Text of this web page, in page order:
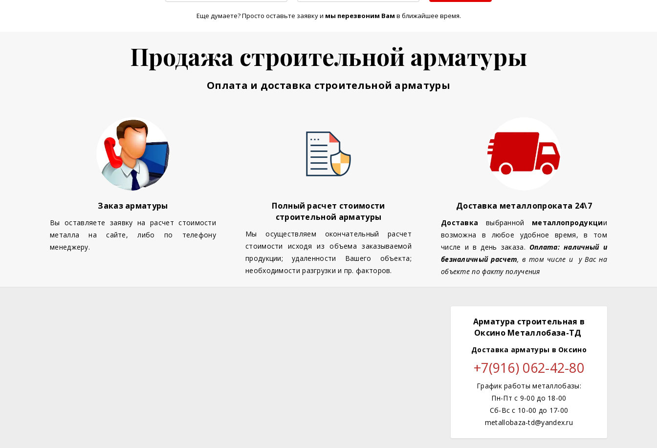
Еще думаете? Просто оставьте заявку и мы перезвоним Вам в ближайшее время.
Продажа строительной арматуры
Оплата и доставка строительной арматуры
Заказ арматуры
Вы оставляете заявку на расчет стоимости
металла на сайте, либо по телефону
менеджеру.
Полный расчет стоимости
строительной арматуры
Мы осуществляем окончательный расчет
стоимости исходя из объема заказываемой
продукции; удаленности Вашего объекта;
необходимости разгрузки и пр. факторов.
Доставка металлопроката 24\7
Доставка выбранной металлопродукции
возможна в любое удобное время, в том
числе и в день заказа. Оплата: наличный и
безналичный расчет, в том числе и у Вас на
объекте по факту получения
Арматура строительная в
Оксино Металлобаза-ТД
Доставка арматуры в Оксино
+7(916) 062-42-80
График работы металлобазы:
Пн-Пт с 9-00 до 18-00
Сб-Вс с 10-00 до 17-00
metallobaza-td@yandex.ru